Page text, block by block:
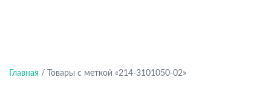
Главная / Товары с меткой «214-3101050-02»